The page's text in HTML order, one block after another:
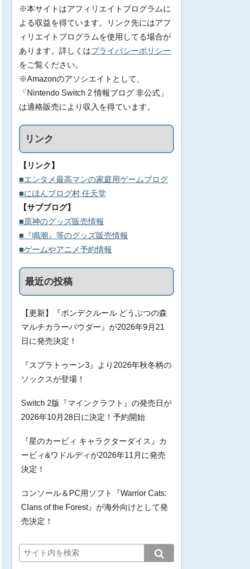
※本サイトはアフィリエイトプログラムに
よる収益を得ています。リンク先にはアフ
ィリエイトプログラムを使用してる場合が
あります。詳しくはプライバシーポリシー
をご覧ください。
※Amazonのアソシエイトとして、
「Nintendo Switch 2 情報ブログ 非公式」
は適格販売により収入を得ています。
リンク
【リンク】
■エンタメ最高マンの家庭用ゲームブログ
■にほんブログ村 任天堂
【サブブログ】
■原神のグッズ販売情報
■『鳴潮』等のグッズ販売情報
■ゲームやアニメ予約情報
最近の投稿
【更新】『ポンデクルール どうぶつの森
マルチカラーパウダー』が2026年9月21
日に発売決定！
『スプラトゥーン3』より2026年秋冬柄の
ソックスが登場！
Switch 2版『マインクラフト』の発売日が
2026年10月28日に決定！予約開始
『星のカービィ キャラクターダイス』カ
ービィ&ワドルディが2026年11月に発売
決定！
コンソール＆PC用ソフト『Warrior Cats:
Clans of the Forest』が海外向けとして発
売決定！